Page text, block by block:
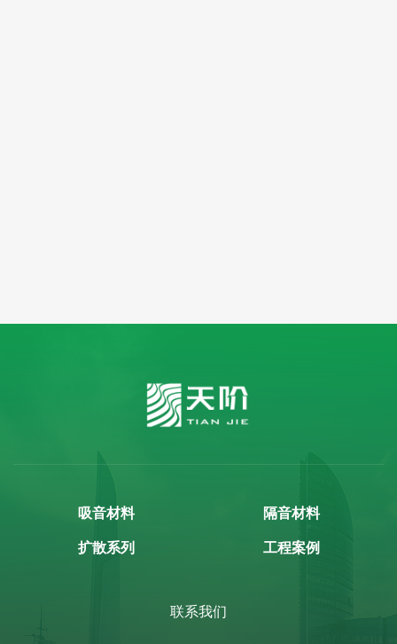
吸音材料 隔音材料
扩散系列 工程案例
联系我们